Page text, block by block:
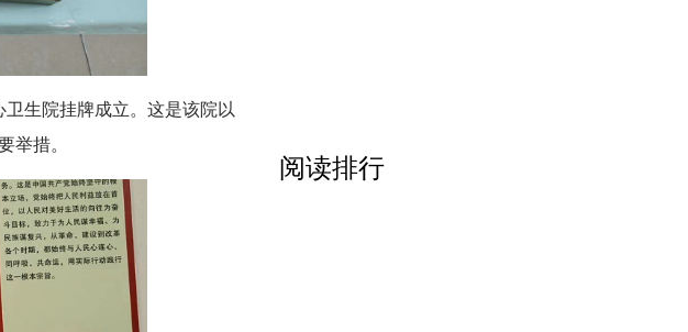
生院挂牌成立。这是该院以
举措。
阅读排行